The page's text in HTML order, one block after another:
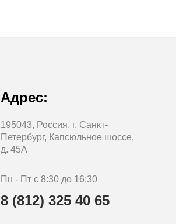
Адрес:
195043, Россия, г. Санкт-
Петербург, Капсюльное шоссе,
д. 45А
Пн - Пт с 8:30 до 16:30
8 (812) 325 40 65